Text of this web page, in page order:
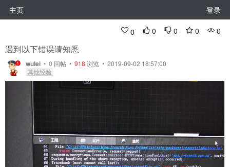
主页 登录
0 0 0 0 0
遇到以下错误请知悉
wulei • 0 回帖 • 918 浏览 • 2019-09-02 18:57:00
其他经验